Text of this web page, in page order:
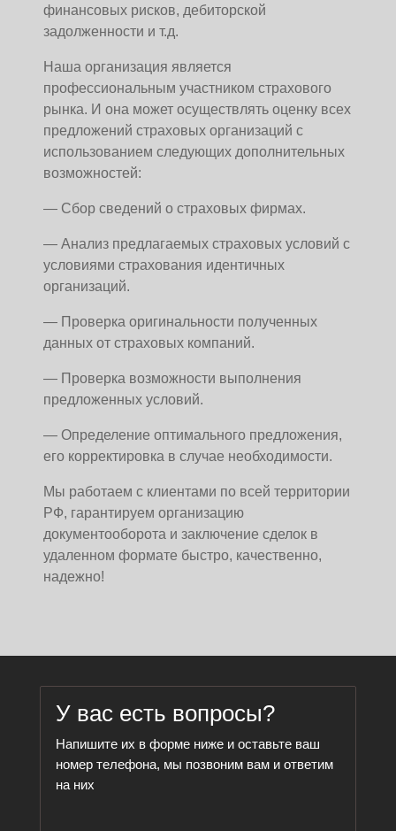
финансовых рисков, дебиторской
задолженности и т.д.
Наша организация является
профессиональным участником страхового
рынка. И она может осуществлять оценку всех
предложений страховых организаций с
использованием следующих дополнительных
возможностей:
— Сбор сведений о страховых фирмах.
— Анализ предлагаемых страховых условий с
условиями страхования идентичных
организаций.
— Проверка оригинальности полученных
данных от страховых компаний.
— Проверка возможности выполнения
предложенных условий.
— Определение оптимального предложения,
его корректировка в случае необходимости.
Мы работаем с клиентами по всей территории
РФ, гарантируем организацию
документооборота и заключение сделок в
удаленном формате быстро, качественно,
надежно!
У вас есть вопросы?
Напишите их в форме ниже и оставьте ваш
номер телефона, мы позвоним вам и ответим
на них